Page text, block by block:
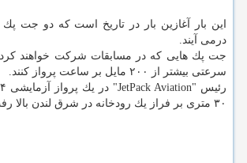
این بار آغازین بار در تاریخ است كه دو جت پك
درمی آیند.
جت پك هایی كه در مسابقات شركت خواهند كرد
سرعتی بیشتر از ۲۰۰ مایل بر ساعت پرواز كنند.
۳۰ متری بر فراز یك رودخانه در شرق لندن بالا رفت.